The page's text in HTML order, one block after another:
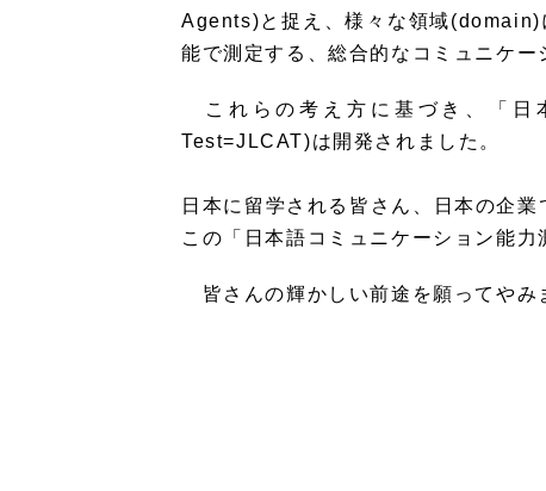
Agents)と捉え、様々な領域(domain)
能で測定する、総合的なコミュニケー
これらの考え方に基づき、「日
Test=JLCAT)は開発されました。
日本に留学される皆さん、日本の企
この「日本語コミュニケーション能
皆さんの輝かしい前途を願ってやみ